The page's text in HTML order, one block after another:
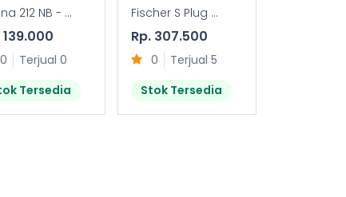
212 NB - ...
139.000
0
Terjual 0
Tersedia
Fischer S Plug ...
Rp. 307.500
0
Terjual 5
Stok Tersedia